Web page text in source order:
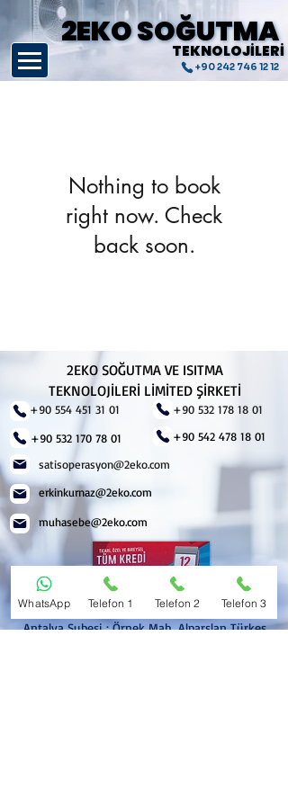
+90 242 746 12 12
2EKO SOĞUTMA
2EKO SOĞUTMA
TEKNOLOJİLERİ
TEKNOLOJİLERİ
Nothing to book
right now. Check
back soon.
2EKO SOĞUTMA VE ISITMA
TEKNOLOJİLERİ LİMİTED ŞİRKETİ
+90 554 451 31 01
+90 532 178 18 01
+90 532 170 78 01
+90 542 478 18 01
satisoperasyon@2eko.com
erkinkurnaz@2eko.com
muhasebe@2eko.com
Antalya Şubesi : Örnek Mah. Alparslan Türkeş
WhatsApp Telefon 1 Telefon 2 Telefon 3